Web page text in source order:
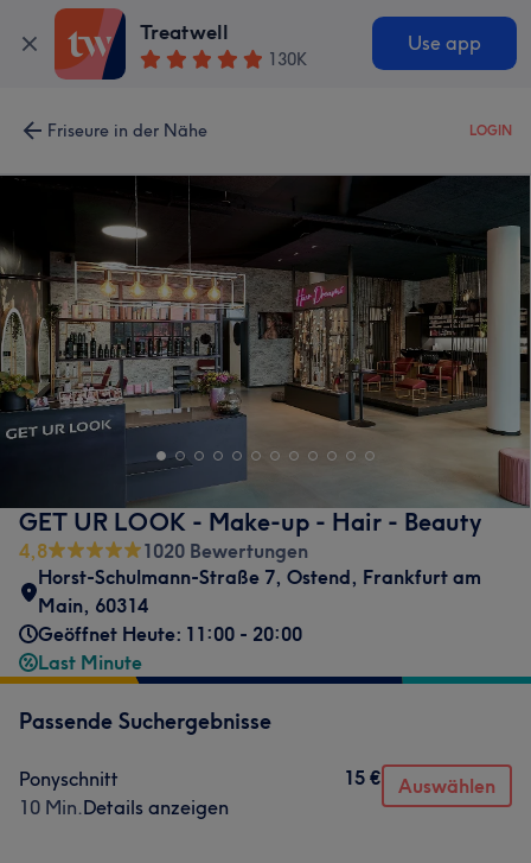
Treatwell
130K
Use app
Friseure in der Nähe LOGIN
GET UR LOOK - Make-up - Hair - Beauty
4,8
1020 Bewertungen
Horst-Schulmann-Straße 7, Ostend, Frankfurt am
Main, 60314
Geöffnet Heute: 11:00 - 20:00
Last Minute
Passende Suchergebnisse
Ponyschnitt
10 Min.Details anzeigen
15 € Auswählen